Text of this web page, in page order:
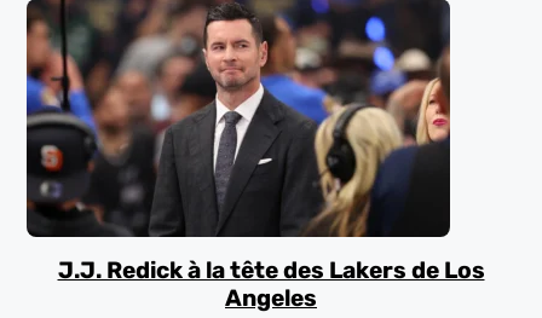
J.J. Redick à la tête des Lakers de Los
Angeles